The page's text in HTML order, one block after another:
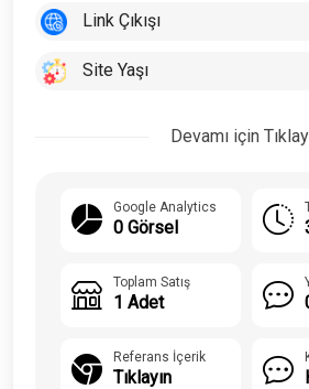
Link Çıkışı
Site Yaşı
Devamı için
Google Analytics
0 Görsel
Toplam Satış
1 Adet
Referans İçerik
Tıklayın